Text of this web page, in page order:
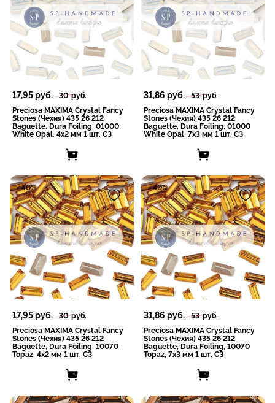
17,95руб. 30руб.
Preciosa MAXIMA Crystal Fancy
Stones (Чехия) 435 26 212
Baguette, Dura Foiling, 01000
White Opal, 4x2 мм 1 шт. СЗ
31,86 руб. 53руб.
Preciosa MAXIMA Crystal Fancy
Stones (Чехия) 435 26 212
Baguette, Dura Foiling, 01000
White Opal, 7x3 мм 1 шт. СЗ
17,95руб. 30руб.
Preciosa MAXIMA Crystal Fancy
Stones (Чехия) 435 26 212
Baguette, Dura Foiling, 10070
Topaz, 4x2 мм 1 шт. СЗ
-40%
31,86 руб. 53руб.
Preciosa MAXIMA Crystal Fancy
Stones (Чехия) 435 26 212
Baguette, Dura Foiling, 10070
Topaz, 7x3 мм 1 шт. СЗ
-40%